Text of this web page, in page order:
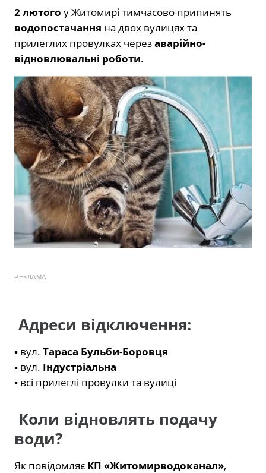
2 лютого у Житомирі тимчасово припинять
водопостачання на двох вулицях та
прилеглих провулках черезаварійно-
відновлювальні роботи.
РЕКЛАМА
Адреси відключення:
▪️ вул. Тараса Бульби-Боровця
▪️ вул. Індустріальна
▪️ всі прилеглі провулки та вулиці
Коли відновлять подачу
води?
Як повідомляє КП «Житомирводоканал»,